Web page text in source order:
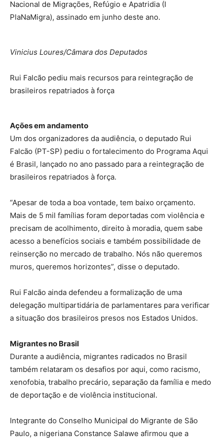
Nacional de Migrações, Refúgio e Apatridia (I
PlaNaMigra), assinado em junho deste ano.
Vinicius Loures/Câmara dos Deputados
Rui Falcão pediu mais recursos para reintegração de
brasileiros repatriados à força
Ações em andamento
Um dos organizadores da audiência, o deputado Rui
Falcão (PT-SP) pediu o fortalecimento do Programa Aqui
é Brasil, lançado no ano passado para a reintegração de
brasileiros repatriados à força.
“Apesar de toda a boa vontade, tem baixo orçamento.
Mais de 5 mil famílias foram deportadas com violência e
precisam de acolhimento, direito à moradia, quem sabe
acesso a benefícios sociais e também possibilidade de
reinserção no mercado de trabalho. Nós não queremos
muros, queremos horizontes”, disse o deputado.
Rui Falcão ainda defendeu a formalização de uma
delegação multipartidária de parlamentares para verificar
a situação dos brasileiros presos nos Estados Unidos.
Migrantes no Brasil
Durante a audiência, migrantes radicados no Brasil
também relataram os desafios por aqui, como racismo,
xenofobia, trabalho precário, separação da família e medo
de deportação e de violência institucional.
Integrante do Conselho Municipal do Migrante de São
Paulo, a nigeriana Constance Salawe afirmou que a